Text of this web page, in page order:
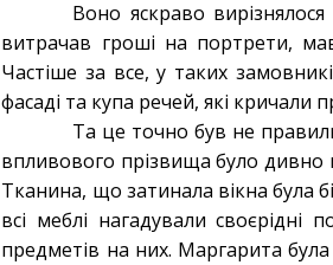
Воно яскраво
витрачав гроші на портрети,
Частіше за все, у таких
фасаді та купа речей, які кричали
Та це точно був не
впливового прізвища було
Тканина, що затинала вікна була
всі меблі нагадували
предметів на них. Маргарита